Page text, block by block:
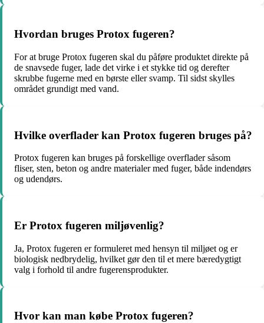
Hvordan bruges Protox fugeren?
For at bruge Protox fugeren skal du påføre produktet direkte på
de snavsede fuger, lade det virke i et stykke tid og derefter
skrubbe fugerne med en børste eller svamp. Til sidst skylles
området grundigt med vand.
Hvilke overflader kan Protox fugeren bruges på?
Protox fugeren kan bruges på forskellige overflader såsom
fliser, sten, beton og andre materialer med fuger, både indendørs
og udendørs.
Er Protox fugeren miljøvenlig?
Ja, Protox fugeren er formuleret med hensyn til miljøet og er
biologisk nedbrydelig, hvilket gør den til et mere bæredygtigt
valg i forhold til andre fugerensprodukter.
Hvor kan man købe Protox fugeren?